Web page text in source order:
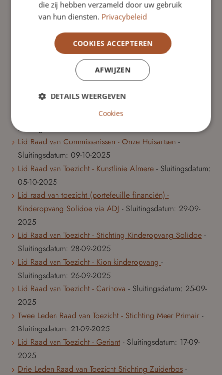
Lid Raad van Toezicht - UMC Utrecht - Sluitingsdatum:
10-2025
Lid Raad van Toezicht - Cultuurhuis Lindenberg
Sluitingsdatum:
17-10-2025
Lid Raad van Toezicht - Stichting KinderRijk
12-10-2025
Sluitingsdatum:10-10-2025
Voorzitter en lid Raad van Toezicht - Centram
Sluitingsdatum:
Lid Raad van Commissarissen - Onze Huisartsen -
Sluitingsdatum: 09-10-2025
Lid Raad van Toezicht - Kunstlinie Almere - Sluitingsdatum:
05-10-2025
Lid raad van toezicht (portefeuille financiën) -
Kinderopvang Solidoe via ADJ - Sluitingsdatum: 29-09-
2025
Lid Raad van Toezicht - Stichting Kinderopvang Solidoe -
Sluitingsdatum: 28-09-2025
Lid Raad van Toezicht - Kion kinderopvang -
Sluitingsdatum: 26-09-2025
Lid Raad van Toezicht - Carinova - Sluitingsdatum: 25-09-
2025
Twee Leden Raad van Toezicht - Stichting Meer Primair -
Sluitingsdatum: 21-09-2025
Lid Raad van Toezicht - Geriant - Sluitingsdatum: 17-09-
2025
Drie Leden Raad van Toezicht Stichting Zuiderbos -
die zij hebben verzameld door uw gebruik
van hun diensten. Privacybeleid
COOKIES ACCEPTEREN
AFWIJZEN
DETAILS WEERGEVEN
Cookies